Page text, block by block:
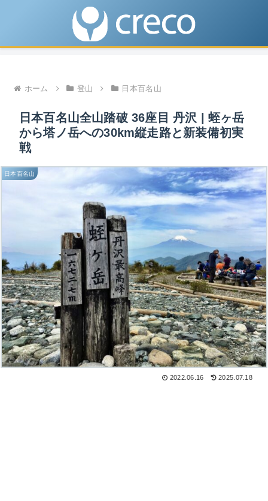
ホーム 登山 日本百名山
日本百名山全山踏破 36座目 丹沢 | 蛭ヶ岳
から塔ノ岳への30km縦走路と新装備初実
戦
日本百名山
2022.06.16 2025.07.18